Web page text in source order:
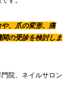
、爪の変形、痛
の受診を検討しま
院、ネイルサロン